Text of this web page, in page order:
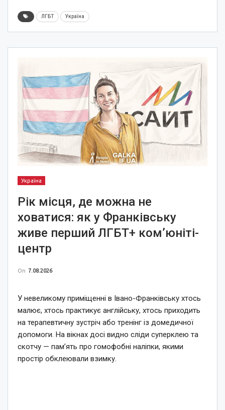
ЛГБТ Україна
Україна
Рік місця, де можна не
ховатися: як у Франківську
живе перший ЛГБТ+ ком’юніті-
центр
On 7.08.2026
У невеликому приміщенні в Івано-Франківську хтось
малює, хтось практикує англійську, хтось приходить
на терапевтичну зустріч або тренінг із домедичної
допомоги. На вікнах досі видно сліди суперклею та
скотчу — пам’ять про гомофобні наліпки, якими
простір обклеювали взимку.